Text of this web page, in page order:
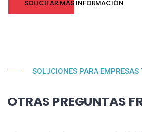
SOLICITAR MÁS INFORMACIÓN
SOLUCIONES PARA EMPRESAS
OTRAS PREGUNTAS